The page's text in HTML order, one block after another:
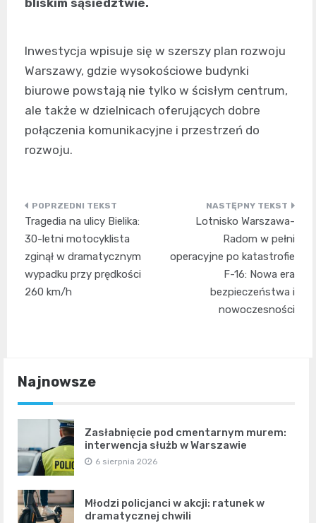
Inwestycja wpisuje się w szerszy plan rozwoju
Warszawy, gdzie wysokościowe budynki
biurowe powstają nie tylko w ścisłym centrum,
ale także w dzielnicach oferujących dobre
połączenia komunikacyjne i przestrzeń do
rozwoju.
Nawigacja
wpisu
Tragedia na ulicy Bielika:
30-letni motocyklista
zginął w dramatycznym
wypadku przy prędkości
260 km/h
Lotnisko Warszawa-
Radom w pełni
operacyjne po katastrofie
F-16: Nowa era
bezpieczeństwa i
nowoczesności
Najnowsze
Zasłabnięcie pod cmentarnym murem:
interwencja służb w Warszawie
6 sierpnia 2026
Młodzi policjanci w akcji: ratunek w
dramatycznej chwili